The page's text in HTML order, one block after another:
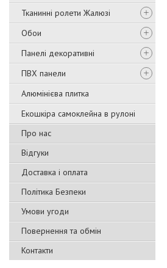
Тканинні ролети Жалюзі
Обои
Панелі декоративні
ПВХ панели
Алюмінієва плитка
Екошкіра самоклейна в рулоні
Про нас
Відгуки
Доставка і оплата
Політика Безпеки
Умови угоди
Повернення та обмін
Контакти